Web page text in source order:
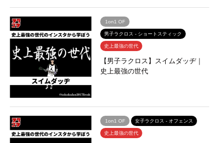
1on1 OF
男子ラクロス - ショートスティック
史上最強の世代
【男子ラクロス】スイムダッヂ｜
史上最強の世代
1on1 OF 女子ラクロス - オフェンス
史上最強の世代